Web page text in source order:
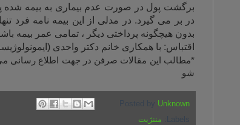
برگشت پول در صورت عدم بیماری به بیمه شده
بدون هیچگونه پرداختی دیگر ، تمامی عمر بیمه
اقتباس: با همکاری خانم دکتر واحدی
*مطالب این مقالات صرفن در جهت اطلاع رسانی
شو
Unknown
مننژیت